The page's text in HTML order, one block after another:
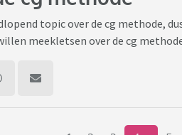
topic over de cg methode,
meekletsen over de cg